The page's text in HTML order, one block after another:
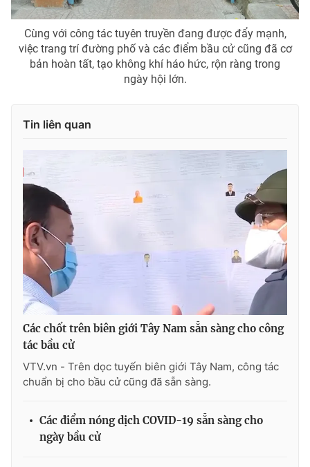
Cùng với công tác tuyên truyền đang được đẩy mạnh,
việc trang trí đường phố và các điểm bầu cử cũng đã cơ
bản hoàn tất, tạo không khí háo hức, rộn ràng trong
ngày hội lớn.
Tin liên quan
Các chốt trên biên giới Tây Nam sẵn sàng cho công
tác bầu cử
VTV.vn - Trên dọc tuyến biên giới Tây Nam, công tác
chuẩn bị cho bầu cử cũng đã sẵn sàng.
Các điểm nóng dịch COVID-19 sẵn sàng cho
ngày bầu cử